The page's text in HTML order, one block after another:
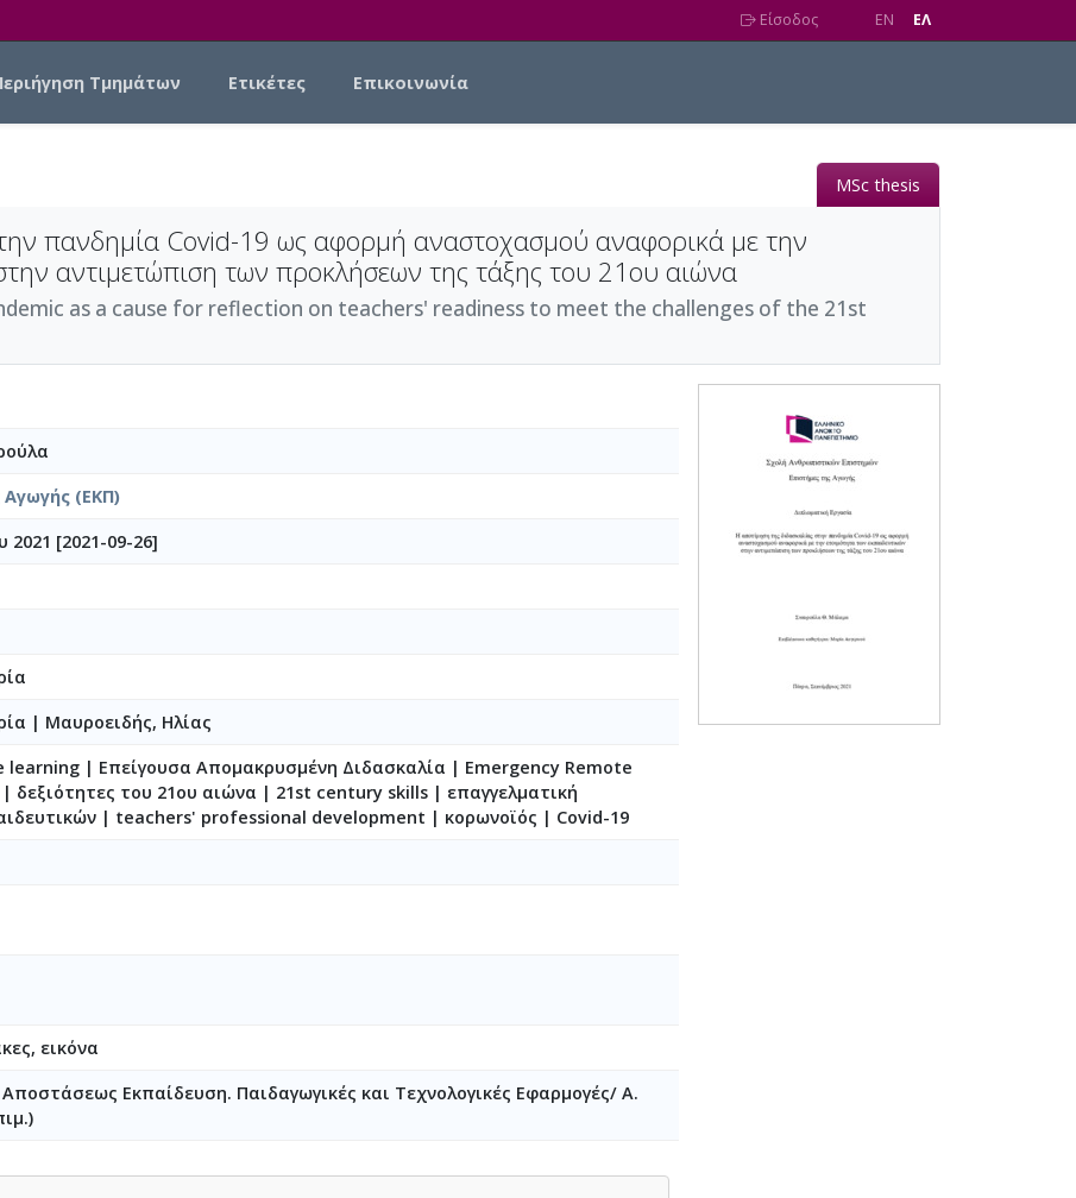
Είσοδος EN EΛ
Τμημάτων Ετικέτες Επικοινωνία
MSc thesis
πανδημία Covid-19 ως αφορμή αναστοχασμού αναφορικά με την
αντιμετώπιση των προκλήσεων της τάξης του 21ου αιώνα
as a cause for reflection on teachers' readiness to meet the challenges of the 21st
Αγωγής (ΕΚΠ)
2021 [2021-09-26]
| Μαυροειδής, Ηλίας
learning | Επείγουσα Απομακρυσμένη Διδασκαλία | Emergency Remote
| δεξιότητες του 21ου αιώνα | 21st century skills | επαγγελματική
| teachers' professional development | κορωνοϊός | Covid-19
εικόνα
Αποστάσεως Εκπαίδευση. Παιδαγωγικές και Τεχνολογικές Εφαρμογές/ Α.